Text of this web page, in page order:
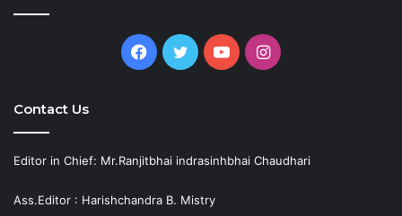
Facebook
TwitterYouTubeInstagram
Contact Us
Editor in Chief: Mr.Ranjitbhai indrasinhbhai Chaudhari
Ass.Editor : Harishchandra B. Mistry